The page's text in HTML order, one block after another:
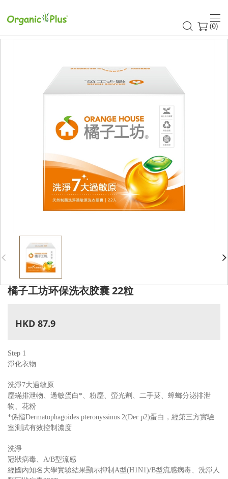
(0)
橘子工坊环保洗衣胶囊 22粒
HKD 87.9
Step 1
淨化衣物
洗淨7大過敏原
塵蟎排泄物、過敏蛋白*、粉塵、螢光劑、二手菸、蟑螂分泌排泄
物、花粉
*係指Dermatophagoides pteronyssinus 2(Der p2)蛋白，經第三方實驗
室測試有效控制濃度
洗淨
冠狀病毒、A/B型流感
經國內知名大學實驗結果顯示抑制A型(H1N1)/B型流感病毒、洗淨人